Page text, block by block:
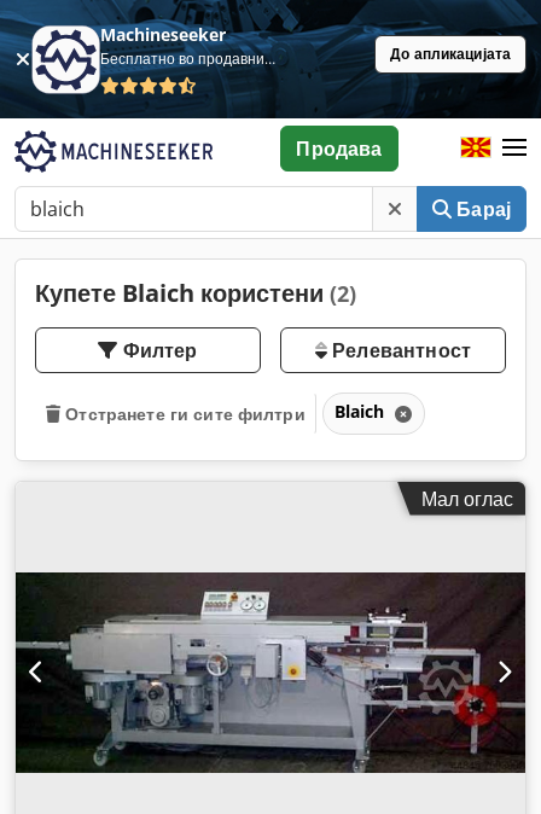
Machineseeker
Бесплатно во продавница До апликацијата
Барај
Продава
Купете Blaich користени (2)
Филтер Релевантност
Отстранете ги сите филтри Blaich
Мал оглас